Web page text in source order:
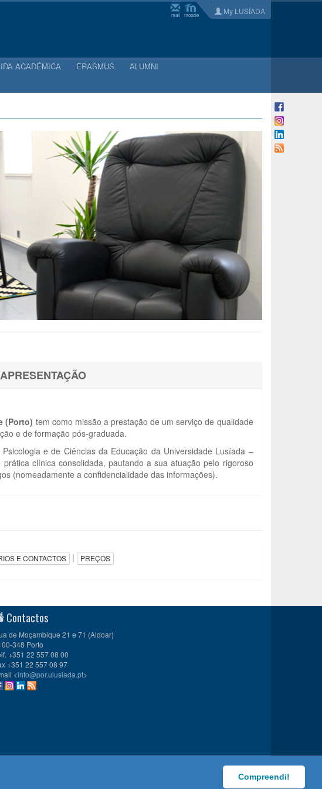
Compreendi!
mail moodle My LUSÍADA
ACADÉMICA ERASMUS
ALUMNI
APRESENTAÇÃO
(Porto) tem como missão a prestação de um serviço de qualidade
e de formação pós-graduada.
e de Ciências da Educação da Universidade Lusíada –
clínica consolidada, pautando a sua atuação pelo rigoroso
(nomeadamente a confidencialidade das informações).
E CONTACTOS | PREÇOS
Contactos
de Moçambique 21 e 71 (Aldoar)
348 Porto
+351 22 557 08 00
+351 22 557 08 97
<info@por.ulusiada.pt>